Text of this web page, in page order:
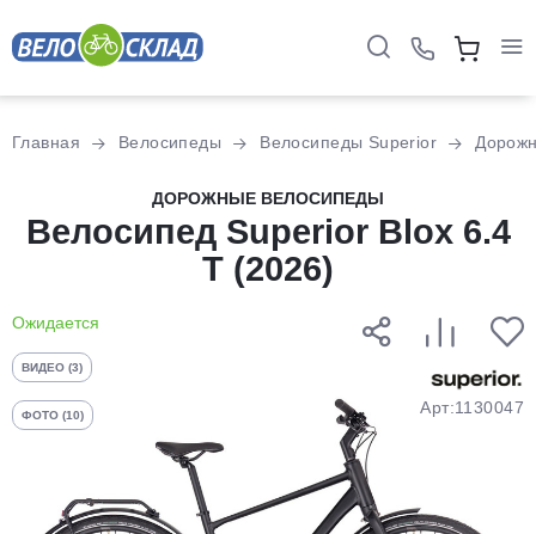
Главная Велосипеды Велосипеды Superior
ДОРОЖНЫЕ ВЕЛОСИПЕДЫ
Велосипед Superior Blox 6.4
T (2026)
Ожидается
ВИДЕО (3)
ФОТО (10) Арт:1130047
Разбейте
оплатуна части
без переплат
График платежей